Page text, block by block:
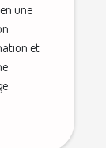
une
et